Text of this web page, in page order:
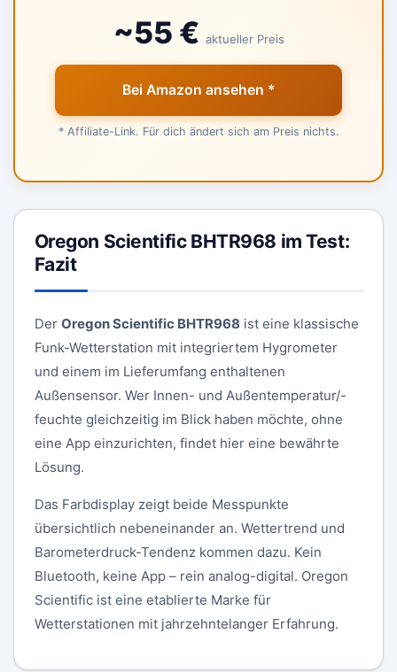
~55 € aktueller Preis
Bei Amazon ansehen *
* Affiliate-Link. Für dich ändert sich am Preis nichts.
Oregon Scientific BHTR968 im Test:
Fazit
Der Oregon Scientific BHTR968 ist eine klassische
Funk-Wetterstation mit integriertem Hygrometer
und einem im Lieferumfang enthaltenen
Außensensor. Wer Innen- und Außentemperatur/-
feuchte gleichzeitig im Blick haben möchte, ohne
eine App einzurichten, findet hier eine bewährte
Lösung.
Das Farbdisplay zeigt beide Messpunkte
übersichtlich nebeneinander an. Wettertrend und
Barometerdruck-Tendenz kommen dazu. Kein
Bluetooth, keine App – rein analog-digital. Oregon
Scientific ist eine etablierte Marke für
Wetterstationen mit jahrzehntelanger Erfahrung.